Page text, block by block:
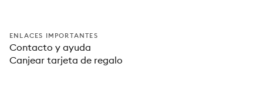
ENLACES IMPORTANTES
Contacto y ayuda
Canjear tarjeta de regalo